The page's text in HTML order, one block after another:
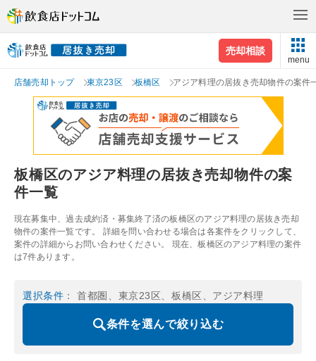
売却相談
menu
店舗売却トップ 東京23区 板橋区 アジア料理の居抜き売却物件の案件
板橋区のアジア料理の居抜き売却物件の案
件一覧
現在募集中、過去成約済・募集終了済の板橋区のアジア料理の居抜き売却
物件の案件一覧です。 詳細を問い合わせる場合は各案件をクリックして、
案件の詳細からお問い合わせください。 現在、板橋区のアジア料理の案件
は7件あります。
選択条件 ： 首都圏、東京23区、板橋区、アジア料理
条件を選んで絞り込む